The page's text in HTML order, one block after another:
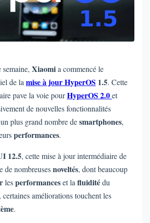
Xiaomia commencé le
de la mise à jour HyperOS 1.5. Cette
pave la voie pourHyperOS 2.0et
de nouvelles fonctionnalités
plus grand nombre desmartphones,
performances.
12.5, cette mise à jour intermédiaire de
de nombreusesnoveltés, dont beaucoup
lesperformanceset la fluiditédu
améliorations touchent les
.